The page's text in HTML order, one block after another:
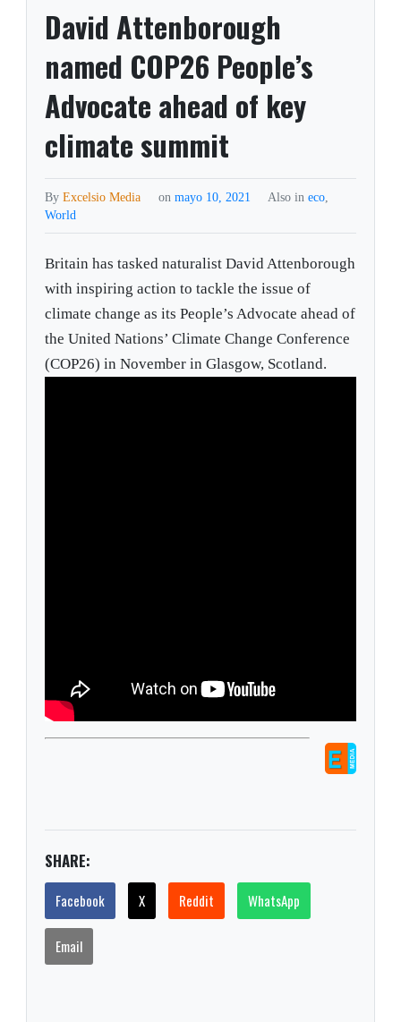
David Attenborough
named COP26 People’s
Advocate ahead of key
climate summit
ByExcelsio Media on mayo 10, 2021 Also in eco,
World
Britain has tasked naturalist David Attenborough
with inspiring action to tackle the issue of
climate change as its People’s Advocate ahead of
the United Nations’ Climate Change Conference
(COP26) in November in Glasgow, Scotland.
SHARE:
Facebook X Reddit WhatsApp
Email